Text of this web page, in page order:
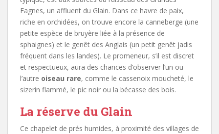
Fagnes, un affluent du Glain. Dans ce havre de paix,
riche en orchidées, on trouve encore la canneberge (une
petite espèce de bruyère liée à la présence de
sphaignes) et le genêt des Anglais (un petit genêt jadis
fréquent dans les landes). Le promeneur, s’il est discret
et respectueux, aura des chances d’observer l’un ou
l’autre oiseau rare, comme le cassenoix moucheté, le
sizerin flammé, le pic noir ou la bécasse des bois.
La réserve du Glain
Ce chapelet de prés humides, à proximité des villages de